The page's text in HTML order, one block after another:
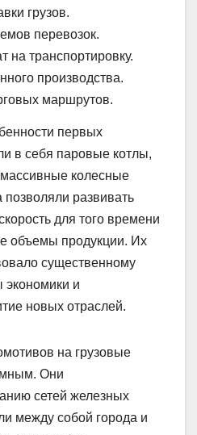
грузов.
перевозок.
на транспортировку.
производства.
маршрутов.
первых
в себя паровые котлы,
колесные
развивать
для того времени
объемы продукции. Их
существенному
экономики и
новых отраслей.
на грузовые
Они
сетей железных
между собой города и